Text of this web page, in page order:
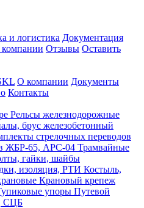
и логистика Документация
Отзывы Оставить
О компании Документы
Контакты
Рельсы железнодорожные
брус железобетонный
стрелочных переводов
ЖБР-65, АРС-04 Трамвайные
гайки, шайбы
изоляция, РТИ Костыль,
Крановый крепеж
упоры Путевой
СЦБ